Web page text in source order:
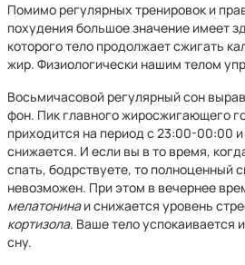
Помимо регулярных тренировок и
похудения большое значение имеет
которого тело продолжает сжигать
жир. Физиологически нашим телом
Восьмичасовой регулярный сон
фон. Пик главного жиросжигающего
приходится на период с 23:00-00:00
снижается. И если вы в то время,
спать, бодрствуете, то полноценный
невозможен. При этом в вечернее
мелатонинаи снижается уровень
кортизола. Ваше тело успокаивается
сну.